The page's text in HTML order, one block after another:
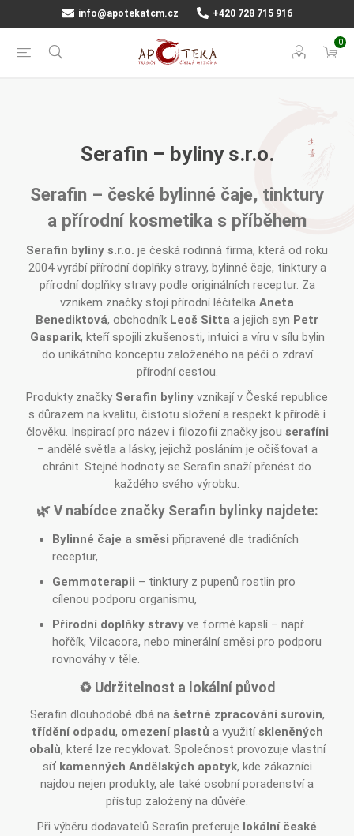
info@apotekatcm.cz +420 728 715 916
0
Serafin – byliny s.r.o.
Serafin – české bylinné čaje, tinktury
a přírodní kosmetika s příběhem
Serafin byliny s.r.o. je česká rodinná firma, která od roku
2004 vyrábí přírodní doplňky stravy, bylinné čaje, tinktury a
přírodní doplňky stravy podle originálních receptur. Za
vznikem značky stojí přírodní léčitelka Aneta
Benediktová, obchodník Leoš Sitta a jejich syn Petr
Gasparik, kteří spojili zkušenosti, intuici a víru v sílu bylin
do unikátního konceptu založeného na péči o zdraví
přírodní cestou.
Produkty značky Serafin byliny vznikají v České republice
s důrazem na kvalitu, čistotu složení a respekt k přírodě i
člověku. Inspirací pro název i filozofii značky jsou serafíni
– andělé světla a lásky, jejichž posláním je očišťovat a
chránit. Stejné hodnoty se Serafin snaží přenést do
každého svého výrobku.
🌿 V nabídce značky Serafin bylinky najdete:
Bylinné čaje a směsi připravené dle tradičních
receptur,
Gemmoterapii – tinktury z pupenů rostlin pro
cílenou podporu organismu,
Přírodní doplňky stravy ve formě kapslí – např.
hořčík, Vilcacora, nebo minerální směsi pro podporu
rovnováhy v těle.
♻️ Udržitelnost a lokální původ
Serafin dlouhodobě dbá na šetrné zpracování surovin,
třídění odpadu, omezení plastů a využitískleněných
obalů, které lze recyklovat. Společnost provozuje vlastní
síť kamenných Andělských apatyk, kde zákazníci
najdou nejen produkty, ale také osobní poradenství a
přístup založený na důvěře.
Při výběru dodavatelů Serafin preferuje lokální české